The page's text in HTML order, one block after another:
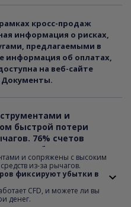
кросс-продаж
информация о рисках,
предлагаемыми в
информация об оплатах,
на веб-сайте
Документы.
и
быстрой потери
76% счетов
убытки в
понимаете ли
ли вы позволить себе
и сопряжены с высоким
из-за рычагов.
фиксируют убытки в
CFD, и можете ли вы
денег.